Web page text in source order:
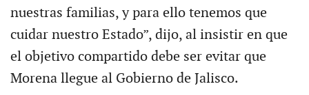
nuestras familias, y para ello tenemos que
cuidar nuestro Estado”, dijo, al insistir en que
el objetivo compartido debe ser evitar que
Morena llegue al Gobierno de Jalisco.